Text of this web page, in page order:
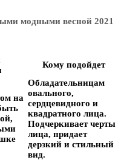
модными весной 2021
Кому подойдет
на
Обладательницам
овального,
сердцевидного и
квадратного лица.
Подчеркивает черты
лица, придает
дерзкий и стильный
вид.